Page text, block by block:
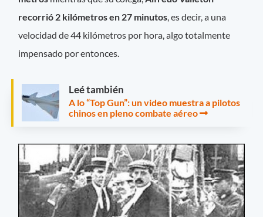
recorrió 2 kilómetros en 27 minutos, es decir, a una
velocidad de 44 kilómetros por hora, algo totalmente
impensado por entonces.
Leé también
A lo “Top Gun”: un video muestra a pilotos
chinos en pleno combate aéreo